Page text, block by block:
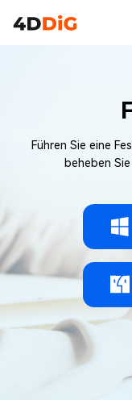
Führen Sie eine
beheben